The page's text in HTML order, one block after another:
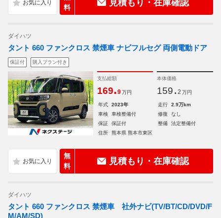
料
見積もり・在庫確認
ダイハツ
タント 660 ファンクロス 禁煙車 ナビフルセグ 両側電動ドア
保証付 購入プラン付き
支払総額
169.9 万円
本体価格
159. 2 万円
年式 2023年 走行
2.9万km
車検
車検整備付 修復
なし
保証
保証付 整備
法定整備付
住所
熊本県 熊本市東区
無
料
見積もり・在庫確認
ダイハツ
タント 660 ファンクロス 禁煙車 社外ナビ(TV/BT/CD/DVD/F
M/AM/SD)